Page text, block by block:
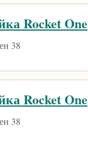
Rocket One
38
Rocket One
38